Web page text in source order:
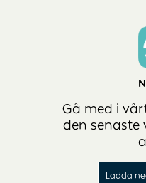
Gå med i
den senaste
Ladda